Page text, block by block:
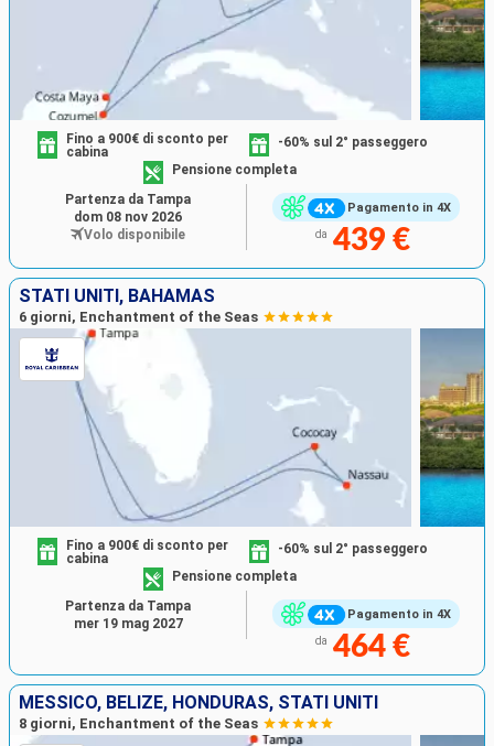
Pagamento in 4X
Fino a 900€ di sconto per
cabina
-60% sul 2° passeggero
Pensione completa
da 439 €
Partenza da Tampa
dom 08 nov 2026
Volo disponibile
STATI UNITI, BAHAMAS
6 giorni, Enchantment of the Seas
Pagamento in 4X
Fino a 900€ di sconto per
cabina
-60% sul 2° passeggero
Pensione completa
da 464 €
Partenza da Tampa
mer 19 mag 2027
MESSICO, BELIZE, HONDURAS, STATI UNITI
8 giorni, Enchantment of the Seas